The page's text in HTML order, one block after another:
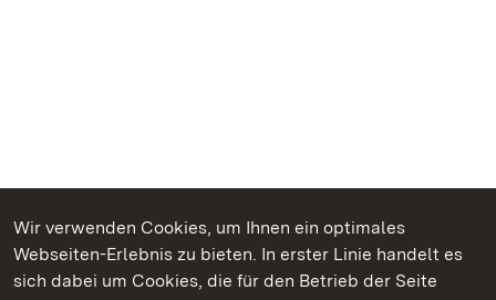
Wir verwenden Cookies, um Ihnen ein optimales
Webseiten-Erlebnis zu bieten. In erster Linie handelt es
sich dabei um Cookies, die für den Betrieb der Seite
Kommen. Staunen. Genießen.